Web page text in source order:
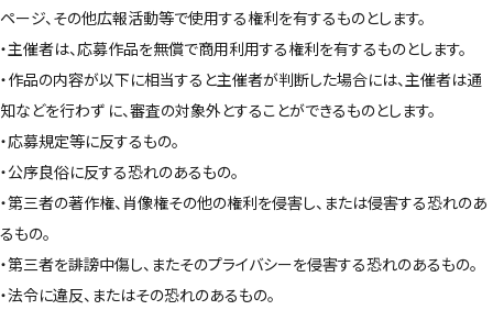
ページ、その他広報活動等で使用する権利を有するものとします。
・主催者は、応募作品を無償で商用利用する権利を有するものとします。
・作品の内容が以下に相当すると主催者が判断した場合には、主催者は通
知などを行わず に、審査の対象外とすることができるものとします。
・応募規定等に反するもの。
・公序良俗に反する恐れのあるもの。
・第三者の著作権、肖像権その他の権利を侵害し、または侵害する恐れのあ
るもの。
・第三者を誹謗中傷し、またそのプライバシーを侵害する恐れのあるもの。
・法令に違反、またはその恐れのあるもの。